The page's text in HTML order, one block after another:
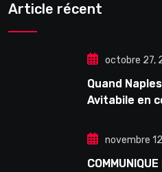
Article récent
octobre 27,
Quand
Avitabile en
novembre